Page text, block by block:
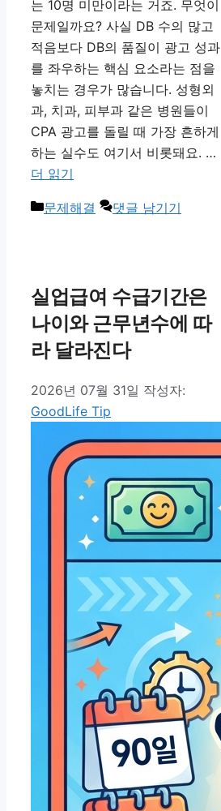
는 10명 미만이라는 거죠. 무엇이
문제일까요? 사실 DB 수의 많고
적음보다 DB의 품질이 광고 성과
를 좌우하는 핵심 요소라는 점을
놓치는 경우가 많습니다. 성형외
과, 치과, 피부과 같은 병원들이
CPA 광고를 돌릴 때 가장 흔하게
하는 실수도 여기서 비롯돼요. …
더 읽기
카
문제해결 댓글 남기기
실업급여 수급기간은
나이와 근무년수에 따
라 달라진다
2026년 07월 31일 작성자:
GoodLife Tip